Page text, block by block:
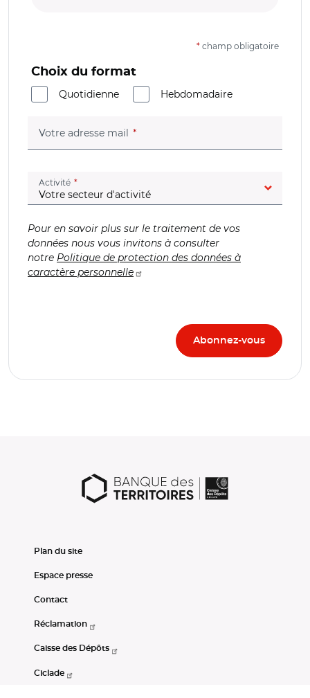
* champ obligatoire
Choix du format
Quotidienne
Hebdomadaire
Votre adresse mail (champ obligatoire)
Activité (champ obligatoire)
Pour en savoir plus sur le traitement de vos
données nous vous invitons à consulter
notre Politique de protection des données à
caractère personnelle
Plan du site
Espace presse
Contact
Réclamation
Caisse des Dépôts
Ciclade